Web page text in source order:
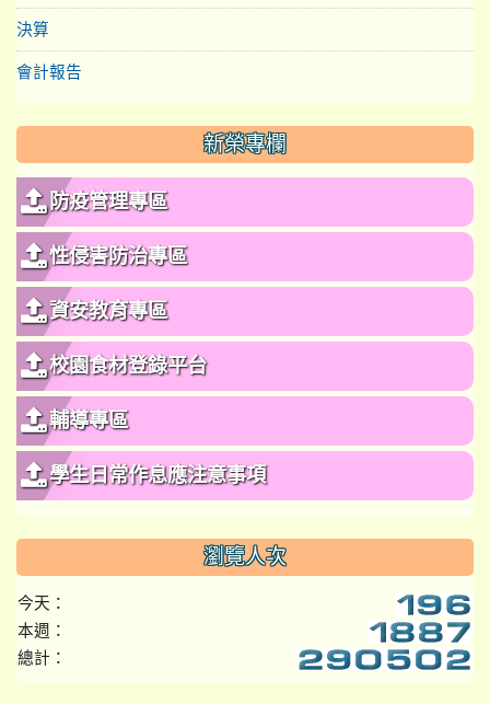
決算
會計報告
新榮專欄
防疫管理專區
性侵害防治專區
資安教育專區
校園食材登錄平台
輔導專區
學生日常作息應注意事項
瀏覽人次
今天：
本週：
總計：